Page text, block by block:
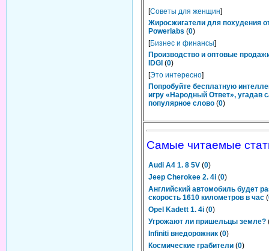
[Советы для женщин]
Жиросжигатели для похудения
Powerlabs (0)
[Бизнес и финансы]
Производство и оптовые
IDGI (0)
[Это интересно]
Попробуйте бесплатную
игру «Народный Ответ», угадав
популярное слово (0)
Самые читаемые
Audi A4 1. 8 5V (0)
Jeep Cherokee 2. 4i (0)
Английский автомобиль будет
cкорость 1610 километров в час (
Opel Kadett 1. 4i (0)
Угрожают ли пришельцы земле?
Infiniti внедорожник (0)
Космические грабители (0)